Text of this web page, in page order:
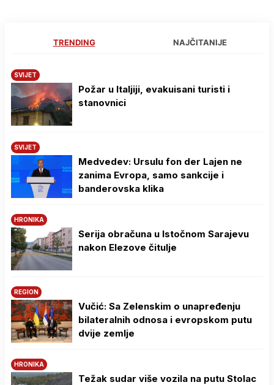
TRENDING NAJČITANIJE
SVIJET
Požar u Italjiji, evakuisani turisti i
stanovnici
SVIJET
Medvedev: Ursulu fon der Lajen ne
zanima Evropa, samo sankcije i
banderovska klika
HRONIKA
Serija obračuna u Istočnom Sarajevu
nakon Elezove čitulje
REGION
Vučić: Sa Zelenskim o unapređenju
bilateralnih odnosa i evropskom putu
dvije zemlje
HRONIKA
Težak sudar više vozila na putu Stolac